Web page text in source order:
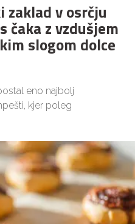
v osrčju
čaka z vzdušjem
slogom dolce
eno najbolj
kjer poleg